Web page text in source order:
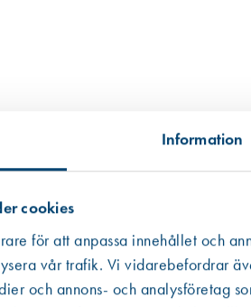
Information
cookies
för att anpassa innehållet och
vår trafik. Vi vidarebefordrar
och annons- och analysföretag
av bostäder. Försedd med filter och
Västberga